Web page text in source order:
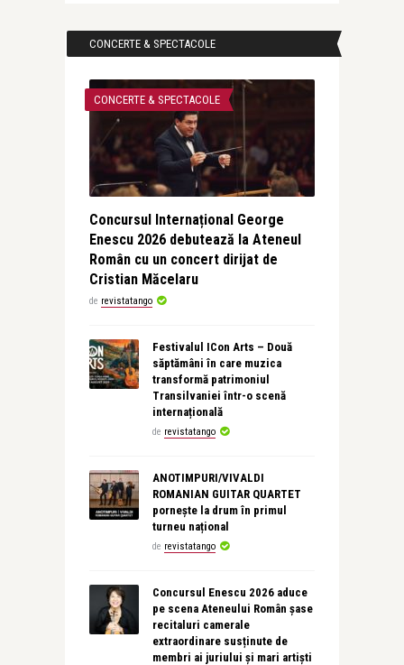
CONCERTE & SPECTACOLE
CONCERTE & SPECTACOLE
Concursul Internațional George
Enescu 2026 debutează la Ateneul
Român cu un concert dirijat de
Cristian Măcelaru
de revistatango
Festivalul ICon Arts – Două
săptămâni în care muzica
transformă patrimoniul
Transilvaniei într-o scenă
internațională
de revistatango
ANOTIMPURI/VIVALDI
ROMANIAN GUITAR QUARTET
pornește la drum în primul
turneu național
de revistatango
Concursul Enescu 2026 aduce
pe scena Ateneului Român șase
recitaluri camerale
extraordinare susținute de
membri ai juriului și mari artiști